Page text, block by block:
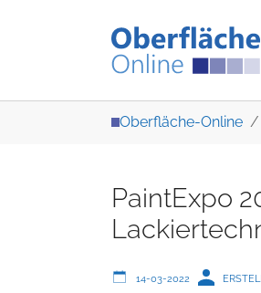
Oberfläche-Online
PaintExpo
14-03-2022